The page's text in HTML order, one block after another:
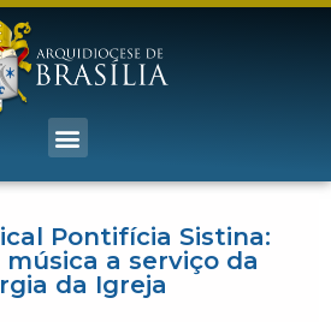
Pontifícia Sistina:
a serviço da
da Igreja